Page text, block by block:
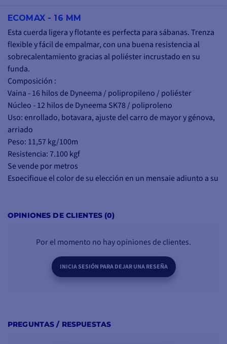
ECOMAX - 16 MM
Esta cuerda ligera y flotante es perfecta para sábanas. Trenza
flexible y fácil de empalmar, con una buena resistencia al
sobrecalentamiento gracias al poliéster incrustado en su
funda.
Composición :
Vaina - 16 hilos de Dyneema / polipropileno / poliéster
Núcleo - 12 hilos de Dyneema SK78 / poliproleno
Uso: enrollado, botavara, ajuste del carro de mayor y génova,
arriado
Peso: 11,57 kg/100m
Resistencia: 7.100 kgf
Se vende por metros
Especifique el color de su elección en un mensaje adjunto a su
OPINIONES DE CLIENTES (0)
Por el momento no hay opiniones de clientes.
INICIA SESIÓN PARA DEJAR UNA RESEÑA
PREGUNTAS / RESPUESTAS